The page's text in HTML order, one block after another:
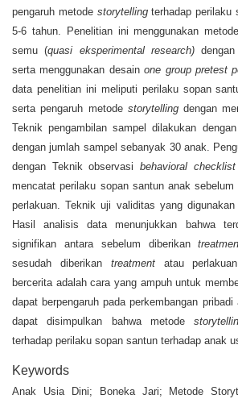
pengaruh metode storytellingterhadap perilaku
5-6 tahun. Penelitian ini menggunakan
semu (quasi eksperimental research)
serta menggunakan desainone group pretest
data penelitian ini meliputi perilaku sopan
serta pengaruh metode storytellingdengan
Teknik pengambilan sampel dilakukan
dengan jumlah sampel sebanyak 30 anak.
dengan Teknik observasibehavioral checklist
mencatat perilaku sopan santun anak
perlakuan. Teknik uji validitas yang
Hasil analisis data menunjukkan bahwa
signifikan antara sebelum diberikan
sesudah diberikan treatment atau
bercerita adalah cara yang ampuh untuk
dapat berpengaruh pada perkembangan
dapat disimpulkan bahwa metode
terhadap perilaku sopan santun terhadap anak
Keywords
Anak Usia Dini; Boneka Jari; Metode